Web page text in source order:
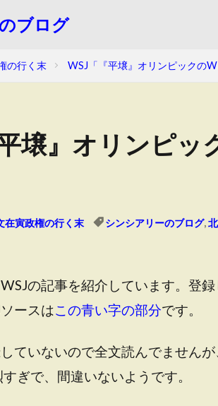
ブログ
の行く末 WSJ「『平壌』オリンピックの
壌』オリンピッ
在寅政権の行く末 シンシアリーのブログ,
の記事を紹介しています。登
ースはこの青い字の部分です。
ていないので全文読んでません
ぎで、間違いないようです。